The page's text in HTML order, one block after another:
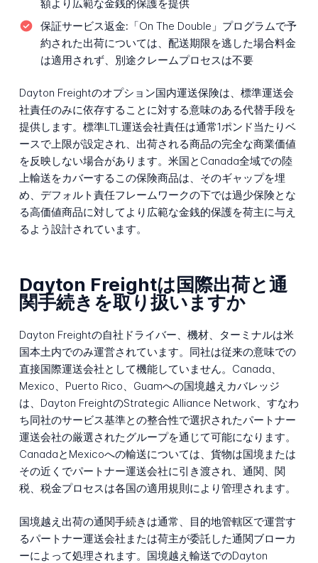
額より広範な金銭的保護を提供
保証サービス返金: 「On The Double」プログラムで予
約された出荷については、配送期限を逃した場合料金
は適用されず、別途クレームプロセスは不要
Dayton Freightのオプション国内運送保険は、標準運送会
社責任のみに依存することに対する意味のある代替手段を
提供します。標準LTL運送会社責任は通常1ポンド当たりベ
ースで上限が設定され、出荷される商品の完全な商業価値
を反映しない場合があります。米国とCanada全域での陸
上輸送をカバーするこの保険商品は、そのギャップを埋
め、デフォルト責任フレームワークの下では過少保険とな
る高価値商品に対してより広範な金銭的保護を荷主に与え
るよう設計されています。
Dayton Freightは国際出荷と通
関手続きを取り扱いますか
Dayton Freightの自社ドライバー、機材、ターミナルは米
国本土内でのみ運営されています。同社は従来の意味での
直接国際運送会社として機能していません。Canada、
Mexico、Puerto Rico、Guamへの国境越えカバレッジ
は、Dayton FreightのStrategic Alliance Network、すなわ
ち同社のサービス基準との整合性で選択されたパートナー
運送会社の厳選されたグループを通じて可能になります。
CanadaとMexicoへの輸送については、貨物は国境または
その近くでパートナー運送会社に引き渡され、通関、関
税、税金プロセスは各国の適用規則により管理されます。
国境越え出荷の通関手続きは通常、目的地管轄区で運営す
るパートナー運送会社または荷主が委託した通関ブローカ
ーによって処理されます。国境越え輸送でのDayton